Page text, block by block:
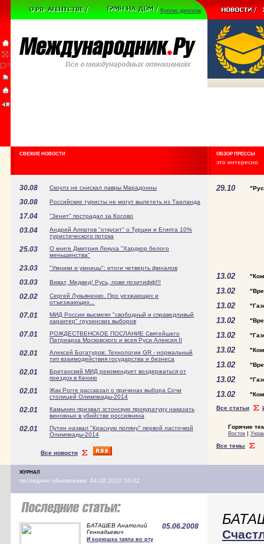
Куплю диплом
СВЕЖИЕ НОВОСТИ ОБЗОР ПРЕССЫ
это интересно
30.08 Скоулз не снискал лавры Марадонны
30.08 Российские туристы не могут вылететь из Таиланда
17.04 "Зенит" пострадал за Косово
03.04
Андрей Алпатов "откусит" о Турции и Египта 10%
туристического потока
25.03
О книге Дмитрия Лекуха "Хардкор белого
меньшинства"
23.03 "Умники и умницы": итоги четверть финалов
03.03 Виват, Медвед! Русь, лови позитифф!!!
02.02
Сергей Лукьяненко. Про уезжающих и
отъезжающих...
07.01
МИД России высмеял "свободный и справедливый
характер" грузинских выборов
07.01
РОЖДЕСТВЕНСКОЕ ПОСЛАНИЕ Святейшего
Патриарха Московского и всея Руси Алексия II
02.01
Алексей Богатуров: Технологии GR - нормальный
тип взаимодействия государства и бизнеса
02.01
Британский МИД рекомендует воздержаться от
поездок в Кению
02.01
Жак Рогге рассказал о причинах выбора Сочи
столицей Олимпиады-2014
02.01
Камынин призвал эстонскую прокуратуру наказать
виновных в убийстве россиянина
02.01
Путин назвал "Красную поляну" первой ласточкой
Олимпиады-2014
Все новости
29.10
13.02
13.02
13.02
13.02
13.02
13.02
13.02
13.02
13.02
Все статьи
Горячие
Восток |
Все темы
ЖУРНАЛ
последнее обновление: 04.02.2010 10:02
БАТАШЕВ Анатолий
Геннадьевич
05.06.2008
И корюшка таяла во рту